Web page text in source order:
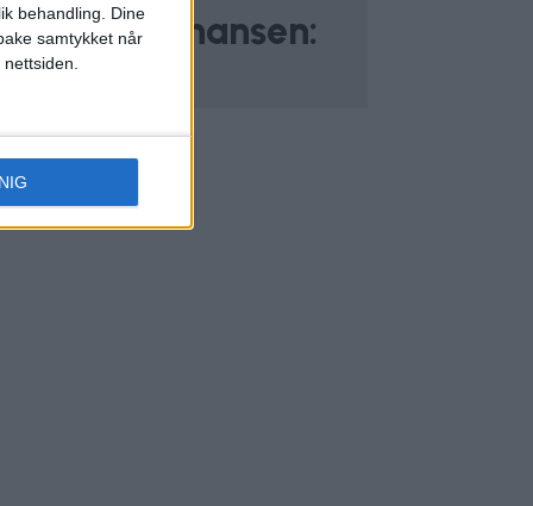
behandling. Dine
samtykket nårJohansen: